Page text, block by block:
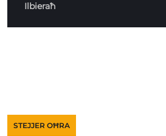
Ilbieraħ
STEJJER OĦRA